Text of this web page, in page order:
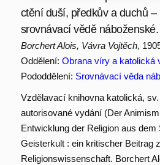
ctění duší, předkův a duchů
srovnávací vědě náboženské.
Borchert Alois, Vávra Vojtěch,
Oddělení: Obrana víry a katolická
Pododdělení: Srovnávací věda
Vzdělavací knihovna katolická,
autorisované vydání (Der
Entwicklung der Religion aus dem
Geisterkult : ein kritischer Beitrag
Religionswissenschaft. Borchert